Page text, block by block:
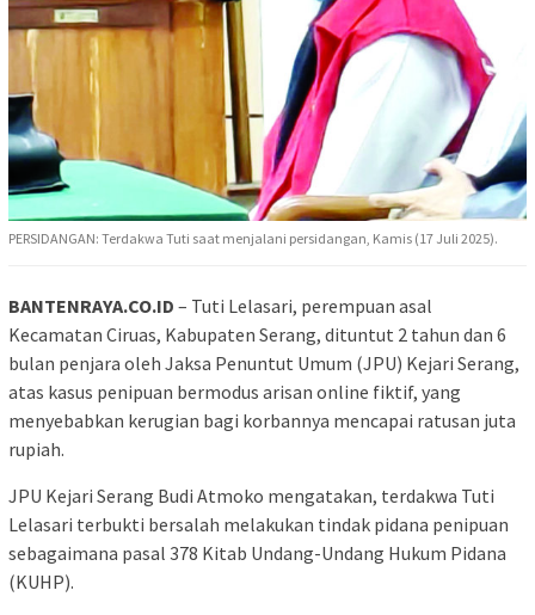
PERSIDANGAN: Terdakwa Tuti saat menjalani persidangan, Kamis (17 Juli 2025).
BANTENRAYA.CO.ID – Tuti Lelasari, perempuan asal
Kecamatan Ciruas, Kabupaten Serang, dituntut 2 tahun dan 6
bulan penjara oleh Jaksa Penuntut Umum (JPU) Kejari Serang,
atas kasus penipuan bermodus arisan online fiktif, yang
menyebabkan kerugian bagi korbannya mencapai ratusan juta
rupiah.
JPU Kejari Serang Budi Atmoko mengatakan, terdakwa Tuti
Lelasari terbukti bersalah melakukan tindak pidana penipuan
sebagaimana pasal 378 Kitab Undang-Undang Hukum Pidana
(KUHP).